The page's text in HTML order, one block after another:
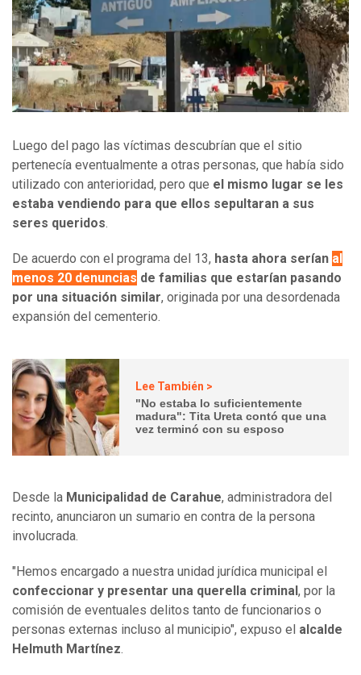
Luego del pago las víctimas descubrían que el sitio
pertenecía eventualmente a otras personas, que había sido
utilizado con anterioridad, pero que el mismo lugar se les
estaba vendiendo para que ellos sepultaran a sus
seres queridos.
De acuerdo con el programa del 13, hasta ahora serían al
menos 20 denuncias de familias que estarían pasando
por una situación similar, originada por una desordenada
expansión del cementerio.
Lee También >
"No estaba lo suficientemente
madura": Tita Ureta contó que una
vez terminó con su esposo
Desde la Municipalidad de Carahue, administradora del
recinto, anunciaron un sumario en contra de la persona
involucrada.
"Hemos encargado a nuestra unidad jurídica municipal el
confeccionar y presentar una querella criminal, por la
comisión de eventuales delitos tanto de funcionarios o
personas externas incluso al municipio", expuso el alcalde
Helmuth Martínez.